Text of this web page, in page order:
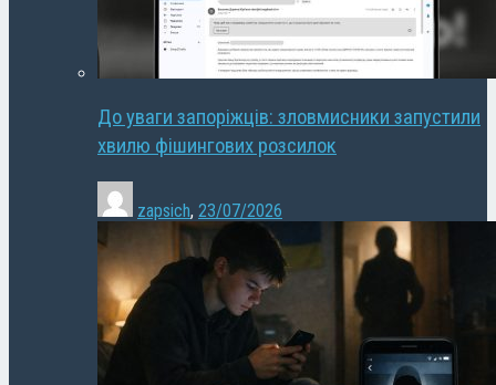
До уваги запоріжців: зловмисники запустили
хвилю фішингових розсилок
zapsich, 23/07/2026